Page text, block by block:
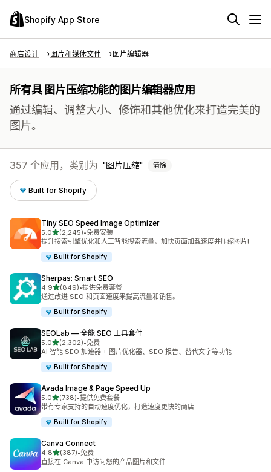
Shopify App Store
商店设计 图片和媒体文件 图片编辑器
所有具 图片压缩功能的图片编辑器应用
通过编辑、调整大小、修饰和其他优化来打造完美的
图片。
357 个应用，类别为 图片压缩 清除
Built for Shopify
Tiny SEO Speed Image Optimizer
5.0星（满分 5 星）
(2,245)
总共 2245 条评论
•免费安装
提升搜索引擎优化和人工智能搜索流量，加快页面加载速度并压缩图片!
Built for Shopify
Sherpas: Smart SEO
4.9星（满分 5 星）
(849)
总共 849 条评论
•提供免费套餐
通过改进 SEO 和页面速度来提高流量和销售。
Built for Shopify
SEOLab — 全能 SEO 工具套件
5.0星（满分 5 星）
(2,302)
总共 2302 条评论
•免费
AI 智能 SEO 加速器 + 图片优化器、SEO 报告、替代文字等功能
Built for Shopify
Avada Image & Page Speed Up
5.0星（满分 5 星）
(738)
总共 738 条评论
•提供免费套餐
带有专家支持的自动速度优化，打造速度更快的商店
Built for Shopify
Canva Connect
4.8星（满分 5 星）
(387)
总共 387 条评论
•免费
直接在 Canva 中访问您的产品图片和文件